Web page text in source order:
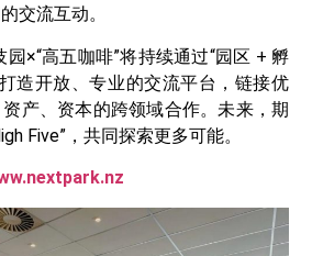
交流互动。
×“高五咖啡”将持续通过“园区 + 孵
造开放、专业的交流平台，链接优
产、资本的跨领域合作。未来，期
Five”，共同探索更多可能。